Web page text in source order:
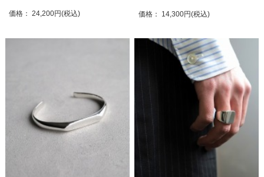
価格： 24,200円(税込) 価格： 14,300円(税込)